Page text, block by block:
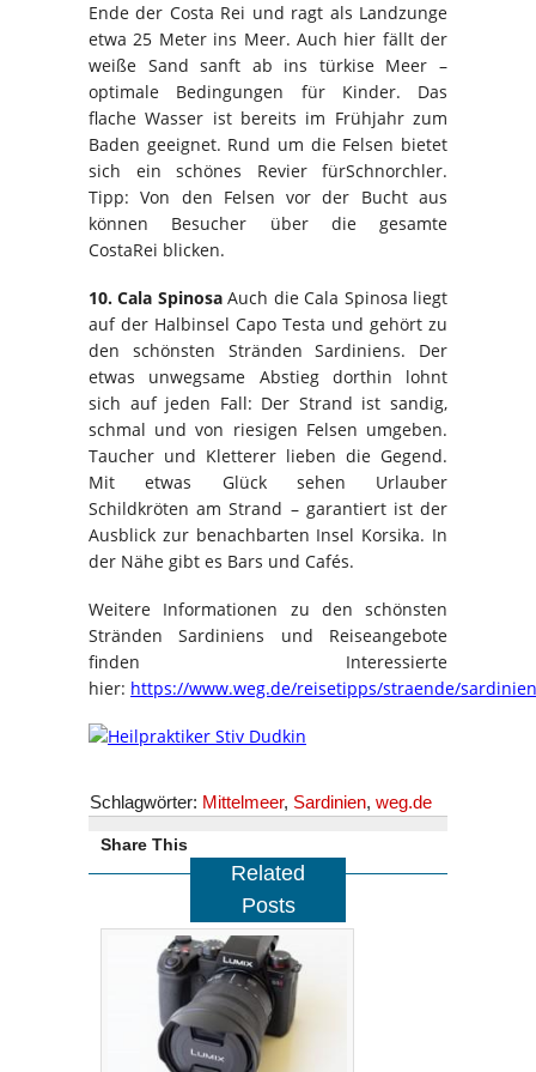
Ende der Costa Rei und ragt als Landzunge
etwa 25 Meter ins Meer. Auch hier fällt der
weiße Sand sanft ab ins türkiseMeer –
optimale Bedingungen für Kinder. Das
flache Wasser ist bereits im Frühjahr zum
Baden geeignet. Rund um die Felsen bietet
sich ein schönes Revier fürSchnorchler.
Tipp: Von den Felsen vor der Bucht aus
können Besucher über die gesamte
CostaRei blicken.
10.Cala SpinosaAuch dieCala Spinosa liegt
auf der Halbinsel Capo Testa und gehört zu
den schönsten Stränden Sardiniens. Der
etwas unwegsame Abstieg dorthin lohnt
sich auf jeden Fall: Der Strand ist sandig,
schmal und von riesigen Felsen umgeben.
Taucher und Kletterer lieben die Gegend.
Mit etwas Glück sehen Urlauber
Schildkröten am Strand – garantiert ist der
Ausblick zur benachbarten Insel Korsika. In
der Nähe gibt es Bars und Cafés.
Weitere Informationen zu den schönsten
Stränden Sardiniens und Reiseangebote
finden Interessierte
hier: https://www.weg.de/reisetipps/straende/sardinien
Schlagwörter: Mittelmeer, Sardinien, weg.de
Share This
Related
Posts